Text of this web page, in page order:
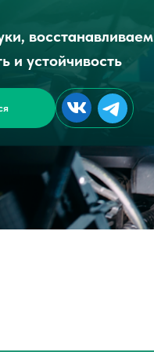
восстанавливаем
и устойчивость